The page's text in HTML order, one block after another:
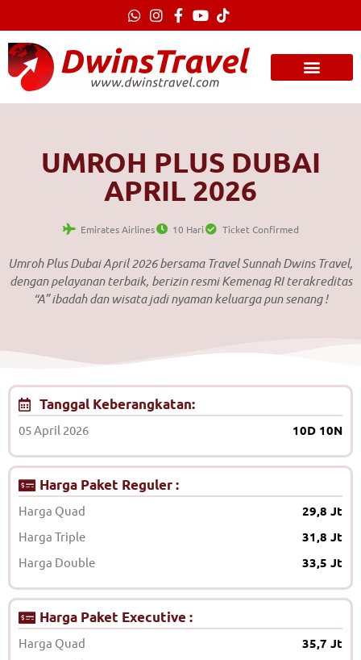
konten
UMROH PLUS DUBAI
APRIL 2026
Emirates Airlines 10 Hari Ticket Confirmed
Umroh Plus Dubai April 2026 bersama Travel Sunnah Dwins Travel,
dengan pelayanan terbaik, berizin resmi Kemenag RI terakreditas
“A” ibadah dan wisata jadi nyaman keluarga pun senang !
Tanggal Keberangkatan:
05 April 2026 10D 10N
Harga Paket Reguler :
Harga Quad 29,8 Jt
Harga Triple 31,8 Jt
Harga Double 33,5 Jt
Harga Paket Executive :
Harga Quad 35,7 Jt